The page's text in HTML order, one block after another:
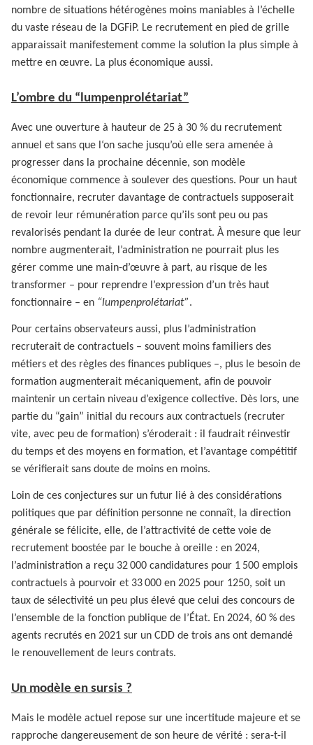
nombre de situations hétérogènes moins maniables à l’échelle
du vaste réseau de la DGFiP. Le recrutement en pied de grille
apparaissait manifestement comme la solution la plus simple à
mettre en œuvre. La plus économique aussi.
L’ombre du “lumpenprolétariat”
Avec une ouverture à hauteur de 25 à 30 % du recrutement
annuel et sans que l‘on sache jusqu’où elle sera amenée à
progresser dans la prochaine décennie, son modèle
économique commence à soulever des questions. Pour un haut
fonctionnaire, recruter davantage de contractuels supposerait
de revoir leur rémunération parce qu’ils sont peu ou pas
revalorisés pendant la durée de leur contrat. À mesure que leur
nombre augmenterait, l’administration ne pourrait plus les
gérer comme une main-d’œuvre à part, au risque de les
transformer – pour reprendre l’expression d’un très haut
fonctionnaire – en “lumpenprolétariat”.
Pour certains observateurs aussi, plus l’administration
recruterait de contractuels – souvent moins familiers des
métiers et des règles des finances publiques –, plus le besoin de
formation augmenterait mécaniquement, afin de pouvoir
maintenir un certain niveau d’exigence collective. Dès lors, une
partie du “gain” initial du recours aux contractuels (recruter
vite, avec peu de formation) s’éroderait : il faudrait réinvestir
du temps et des moyens en formation, et l’avantage compétitif
se vérifierait sans doute de moins en moins.
Loin de ces conjectures sur un futur lié à des considérations
politiques que par définition personne ne connaît, la direction
générale se félicite, elle, de l’attractivité de cette voie de
recrutement boostée par le bouche à oreille : en 2024,
l’administration a reçu 32 000 candidatures pour 1 500 emplois
contractuels à pourvoir et 33 000 en 2025 pour 1250, soit un
taux de sélectivité un peu plus élevé que celui des concours de
l’ensemble de la fonction publique de l’État. En 2024, 60 % des
agents recrutés en 2021 sur un CDD de trois ans ont demandé
le renouvellement de leurs contrats.
Un modèle en sursis ?
Mais le modèle actuel repose sur une incertitude majeure et se
rapproche dangereusement de son heure de vérité : sera-t-il